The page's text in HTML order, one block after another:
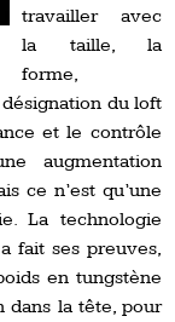
travailler avec
la taille, la
forme,
du loft
et le contrôle
augmentation
ce n’est qu’une
La technologie
fait ses preuves,
en tungstène
dans la tête, pour